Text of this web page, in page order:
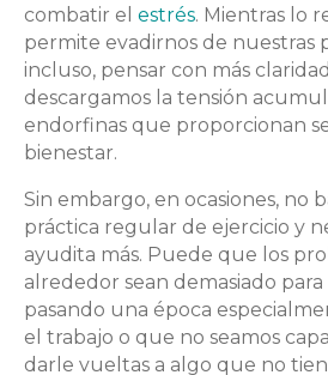
combatir el estrés. Mientras lo
permite evadirnos de nuestras
incluso, pensar con más
descargamos la tensión
endorfinas que proporcionan
bienestar.
Sin embargo, en ocasiones, no
práctica regular de ejercicio y
ayudita más. Puede que los
alrededor sean demasiado
pasando una época
el trabajo o que no seamos
darle vueltas a algo que no